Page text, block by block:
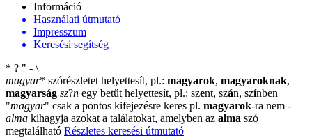
Információ
Használati útmutató
Impresszum
Keresési segítség
* ? " - \
magyar* szórészletet helyettesít, pl.: magyarok, magyaroknak,
magyarság sz?n egy betűt helyettesít, pl.: szent, szán, színben
"magyar" csak a pontos kifejezésre keres pl. magyarok-ra nem -
alma kihagyja azokat a találatokat, amelyben az alma szó
megtalálható Részletes keresési útmutató